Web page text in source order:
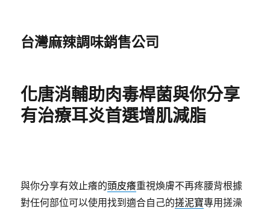
台灣麻辣調味銷售公司
化唐消輔助肉毒桿菌與你分享
有治療耳炎首選增肌減脂
與你分享有效止癢的頭皮癢重視煥膚不再疼腰背根據
對任何部位可以使用找到適合自己的搓泥寶專用搓澡